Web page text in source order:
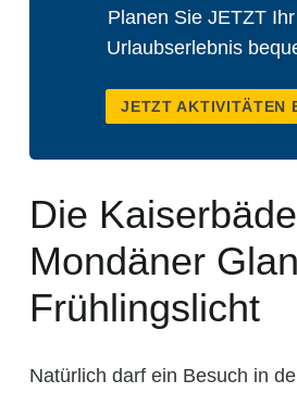
Planen Sie JETZT
Urlaubserlebnis
JETZT AKTIVITÄTEN
Die
Mondäner
Frühlingslicht
Natürlich darf ein Besuch in